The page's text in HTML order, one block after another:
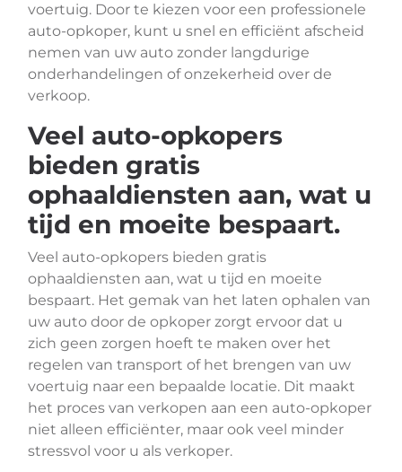
voertuig. Door te kiezen voor een professionele
auto-opkoper, kunt u snel en efficiënt afscheid
nemen van uw auto zonder langdurige
onderhandelingen of onzekerheid over de
verkoop.
Veel auto-opkopers
bieden gratis
ophaaldiensten aan, wat u
tijd en moeite bespaart.
Veel auto-opkopers bieden gratis
ophaaldiensten aan, wat u tijd en moeite
bespaart. Het gemak van het laten ophalen van
uw auto door de opkoper zorgt ervoor dat u
zich geen zorgen hoeft te maken over het
regelen van transport of het brengen van uw
voertuig naar een bepaalde locatie. Dit maakt
het proces van verkopen aan een auto-opkoper
niet alleen efficiënter, maar ook veel minder
stressvol voor u als verkoper.